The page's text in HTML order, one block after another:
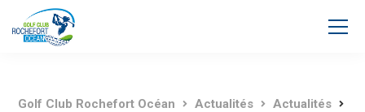
Golf Club Rochefort Océan Actualités
Actualités